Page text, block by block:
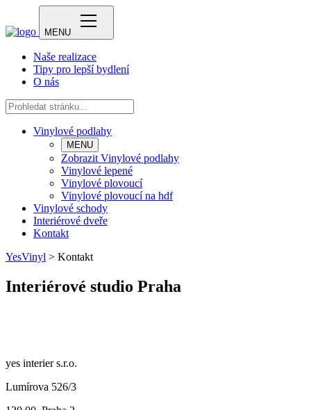
MENU
Naše realizace
Tipy pro lepší bydlení
O nás
Vinylové podlahy
MENU
Zobrazit Vinylové podlahy
Vinylové lepené
Vinylové plovoucí
Vinylové plovoucí na hdf
Vinylové schody
Interiérové dveře
Kontakt
YesVinyl > Kontakt
Interiérové studio Praha
yes interier s.r.o.
Lumírova 526/3